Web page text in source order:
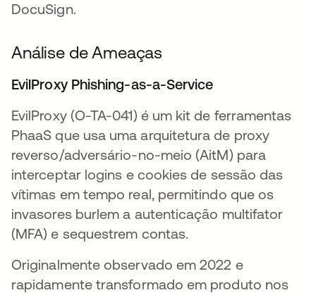
DocuSign.
Análise de Ameaças
EvilProxy Phishing-as-a-Service
EvilProxy (O-TA-041) é um kit de ferramentas
PhaaS que usa uma arquitetura de proxy
reverso/adversário-no-meio (AitM) para
interceptar logins e cookies de sessão das
vítimas em tempo real, permitindo que os
invasores burlem a autenticação multifator
(MFA) e sequestrem contas.
Originalmente observado em 2022 e
rapidamente transformado em produto nos